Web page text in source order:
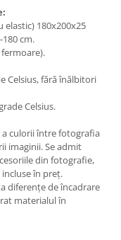
elastic) 180x200x25
cm.
Celsius, fără înălbitori
Celsius.
culorii între fotografia
imaginii. Se admit
din fotografie,
în preț.
diferențe de încadrare
materialul în